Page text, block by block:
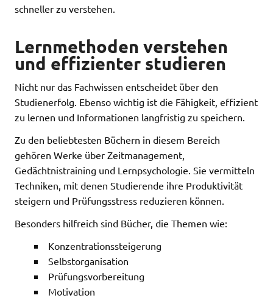
schneller zu verstehen.
Lernmethoden verstehen
und effizienter studieren
Nicht nur das Fachwissen entscheidet über den
Studienerfolg. Ebenso wichtig ist die Fähigkeit, effizient
zu lernen und Informationen langfristig zu speichern.
Zu den beliebtesten Büchern in diesem Bereich
gehören Werke über Zeitmanagement,
Gedächtnistraining und Lernpsychologie. Sie vermitteln
Techniken, mit denen Studierende ihre Produktivität
steigern und Prüfungsstress reduzieren können.
Besonders hilfreich sind Bücher, die Themen wie:
Konzentrationssteigerung
Selbstorganisation
Prüfungsvorbereitung
Motivation